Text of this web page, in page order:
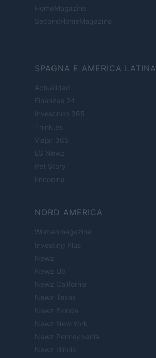
HomeMagazine
SecondHomeMagazine
SPAGNA E AMERICA LATINA
Actualidad
Finanzas 24
Investindo 365
Think.es
Viajar 365
ES Newz
Pet Story
Encocina
NORD AMERICA
Womanmagazine
Investing Plus
Newz
Newz US
Newz California
Newz Texas
Newz Florida
Newz New York
Newz Pennsylvania
Newz Illinois